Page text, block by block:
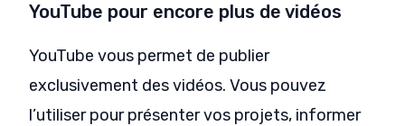
YouTube pour encore plus de vidéos
YouTube vous permet de publier
exclusivement des vidéos. Vous pouvez
l’utiliser pour présenter vos projets, informer